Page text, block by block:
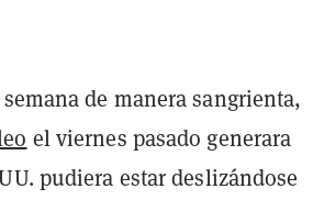
de manera sangrienta,
el viernes pasado generara
pudiera estar deslizándose